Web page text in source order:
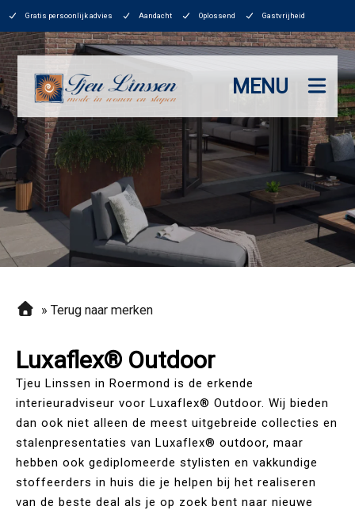
Gratis persoonlijk advies Aandacht Oplossend Gastvrijheid
MENU
Luxaflex® Outdoor
Tjeu Linssen in Roermond is de erkende
interieuradviseur voor Luxaflex® Outdoor. Wij bieden
dan ook niet alleen de meest uitgebreide collecties en
stalenpresentaties van Luxaflex® outdoor, maar
hebben ook gediplomeerde stylisten en vakkundige
stoffeerders in huis die je helpen bij het realiseren
van de beste deal als je op zoek bent naar nieuwe
»Terug naar merken